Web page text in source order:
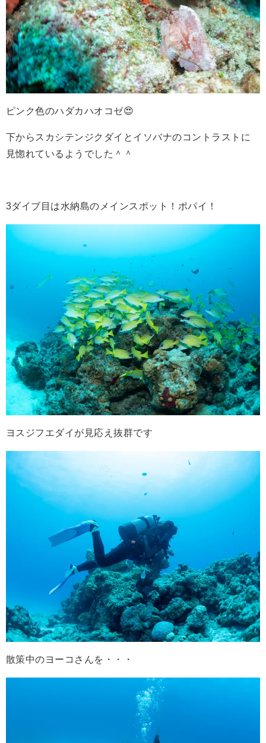
ピンク色のハダカハオコゼ😍
下からスカシテンジクダイとイソバナのコントラストに
見惚れているようでした＾＾
3ダイブ目は水納島のメインスポット！ポパイ！
ヨスジフエダイが見応え抜群です
散策中のヨーコさんを・・・